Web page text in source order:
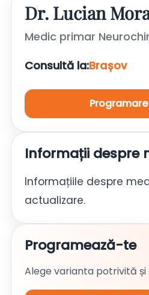
Dr. Lucian
Medic primar
Consultă la:Brașov
Informații despre
Informațiile despre
actualizare.
Programează-te
Alege varianta potrivită